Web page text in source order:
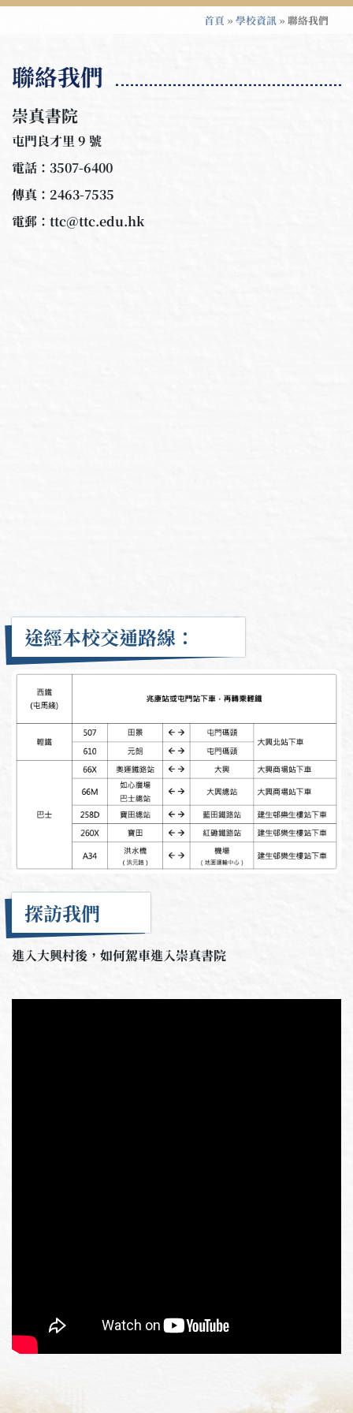
首頁 »學校資訊 »聯絡我們
聯絡我們
崇真書院
屯門良才里 9 號
電話：3507-6400
傳真：2463-7535
電郵：ttc@ttc.edu.hk
途經本校交通路線：
探訪我們
進入大興村後，如何駕車進入崇真書院